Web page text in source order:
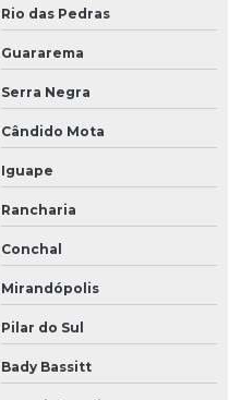
Rio das Pedras
Guararema
Serra Negra
Cândido Mota
Iguape
Rancharia
Conchal
Mirandópolis
Pilar do Sul
Bady Bassitt